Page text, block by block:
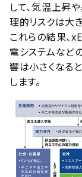
して、気温上昇
理的リスクは大
これらの結果、
電システムなど
響は小さくなる
します。